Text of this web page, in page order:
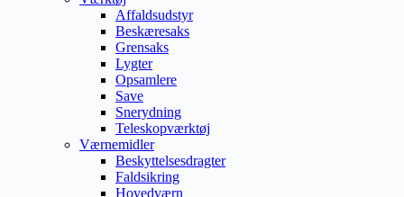
Affaldsudstyr
Beskæresaks
Grensaks
Lygter
Opsamlere
Save
Snerydning
Teleskopværktøj
Værnemidler
Beskyttelsesdragter
Faldsikring
Hovedværn